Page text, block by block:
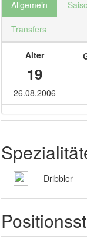
Allgemein
Transfers
Alter
19
26.08.2006
Dribbler